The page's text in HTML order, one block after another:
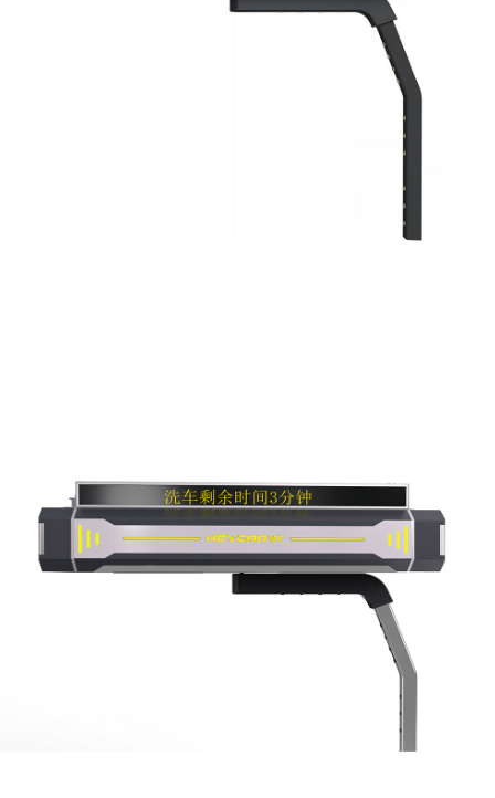
TS-70系列全自动无接触洗车机（高端款）
无接触洗车机
TS-5系全自动无接触洗车机（标准款）